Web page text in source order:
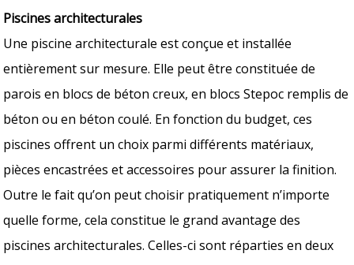
Piscines architecturales
Une piscine architecturale est conçue et installée
entièrement sur mesure. Elle peut être constituée de
parois en blocs de béton creux, en blocs Stepoc remplis de
béton ou en béton coulé. En fonction du budget, ces
piscines offrent un choix parmi différents matériaux,
pièces encastrées et accessoires pour assurer la finition.
Outre le fait qu’on peut choisir pratiquement n’importe
quelle forme, cela constitue le grand avantage des
piscines architecturales. Celles-ci sont réparties en deux